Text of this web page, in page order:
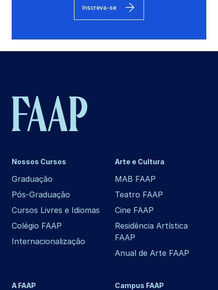
Inscreva-se
Nossos Cursos
Graduação
Pós-Graduação
Cursos Livres e Idiomas
Colégio FAAP
Internacionalização
Arte e Cultura
MAB FAAP
Teatro FAAP
Cine FAAP
Residência Artística
FAAP
Anual de Arte FAAP
A FAAP Campus FAAP